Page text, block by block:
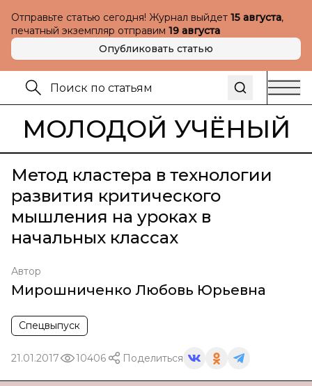
Отправьте статью сегодня! Журнал выйдет 15 августа,
печатный экземпляр отправим 19 августа
Опубликовать статью
МОЛОДОЙ УЧЁНЫЙ
Метод кластера в технологии
развития критического
мышления на уроках в
начальных классах
Автор
Мирошниченко Любовь Юрьевна
Спецвыпуск
21.01.2017 10406 Поделиться